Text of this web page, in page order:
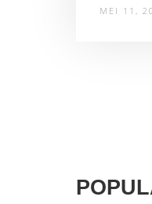
MEI 11,